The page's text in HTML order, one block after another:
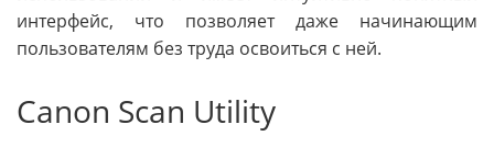
интерфейс, что позволяет даже начинающим
пользователям без труда освоиться с ней.
Canon Scan Utility